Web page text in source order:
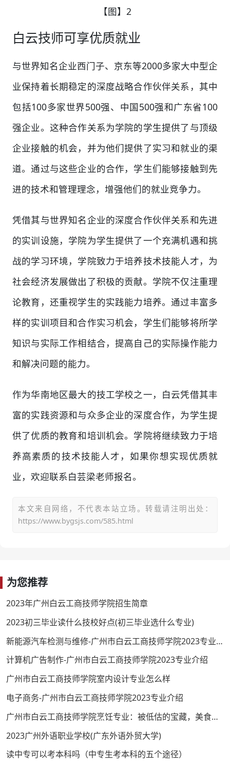
【图】2
白云技师可享优质就业
与世界知名企业西门子、京东等2000多家大中型企
业保持着长期稳定的深度战略合作伙伴关系，其中
包括100多家世界500强、中国500强和广东省100
强企业。这种合作关系为学院的学生提供了与顶级
企业接触的机会，并为他们提供了实习和就业的渠
道。通过与这些企业的合作，学生们能够接触到先
进的技术和管理理念，增强他们的就业竞争力。
凭借其与世界知名企业的深度合作伙伴关系和先进
的实训设施，学院为学生提供了一个充满机遇和挑
战的学习环境，学院致力于培养技术技能人才，为
社会经济发展做出了积极的贡献。学院不仅注重理
论教育，还重视学生的实践能力培养。通过丰富多
样的实训项目和合作实习机会，学生们能够将所学
知识与实际工作相结合，提高自己的实际操作能力
和解决问题的能力。
作为华南地区最大的技工学校之一，白云凭借其丰
富的实践资源和与众多企业的深度合作，为学生提
供了优质的教育和培训机会。学院将继续致力于培
养高素质的技术技能人才，如果你想实现优质就
业，欢迎联系白芸梁老师报名。
本文来自网络，不代表本站立场。转载请注明出处：
https://www.bygsjs.com/585.html
为您推荐
2023年广州白云工商技师学院招生简章
2023初三毕业读什么技校好点(初三毕业选什么专业)
新能源汽车检测与维修-广州市白云工商技师学院2023专业介绍
计算机广告制作-广州市白云工商技师学院2023专业介绍
广州市白云工商技师学院室内设计专业怎么样
电子商务-广州市白云工商技师学院2023专业介绍
广州市白云工商技师学院烹饪专业：被低估的宝藏，美食背后的英雄
2023广州外语职业学校(广东外语外贸大学)
读中专可以考本科吗（中专生考本科的五个途径）